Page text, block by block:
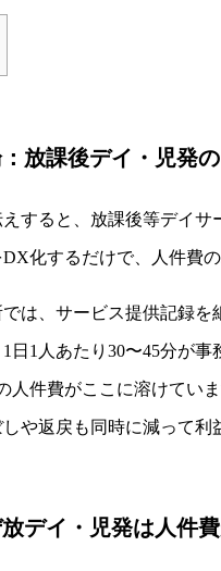
放課後デイ・児発
すると、放課後等デイ
化するだけで、人件費の
は、サービス提供記録
日1人あたり30〜45分が
人件費がここに溶けてい
や返戻も同時に減って利
デイ・児発は人件